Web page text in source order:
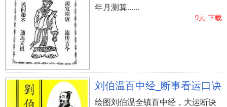
年月测算......
9元.下载
刘伯温百中经_断事看运口诀
绘图刘伯温全镇百中经，大运断诀